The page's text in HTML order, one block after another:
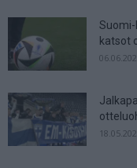
Suomi-
katsot